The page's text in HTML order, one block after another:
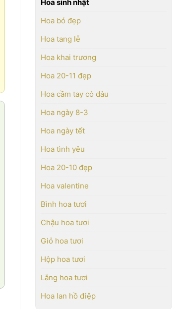
Hoa sinh nhật
Hoa bó đẹp
Hoa tang lễ
Hoa khai trương
Hoa 20-11 đẹp
Hoa cầm tay cô dâu
Hoa ngày 8-3
Hoa ngày tết
Hoa tình yêu
Hoa 20-10 đẹp
Hoa valentine
Bình hoa tươi
Chậu hoa tươi
Giỏ hoa tươi
Hộp hoa tươi
Lẵng hoa tươi
Hoa lan hồ điệp